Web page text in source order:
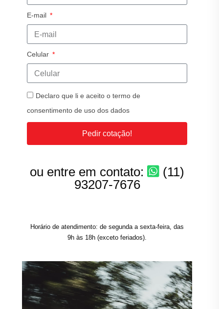
E-mail
Celular
Declaro que li e aceito o termo de
consentimento de uso dos dados
Pedir cotação!
ou entre em contato:
(11)
93207-7676
Horário de atendimento: de segunda a sexta-feira, das
9h às 18h (exceto feriados).